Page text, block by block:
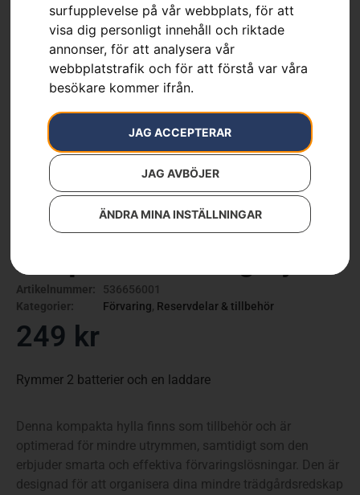
surfupplevelse på vår webbplats, för att
visa dig personligt innehåll och riktade
annonser, för att analysera vår
webbplatstrafik och för att förstå var våra
besökare kommer ifrån.
JAG ACCEPTERAR
JAG AVBÖJER
ÄNDRA MINA INSTÄLLNINGAR
»Webbutik»Husqvarna förvaringshylla
Husqvarna förvaringshylla
Artikelnummer:
536656001
Kategorier:
Förvaring, Reservdelar & tillbehör
249 kr
Rymmer 2 batterier och en laddare
Denna kompakta hylla finns som tillbehör och är
optimerad för mindre utrymmen, samtidigt som den
erbjuder smarta och effektiva förvaringslösningar. Den är
designad för att organisera dina mindre trädgårdsredskap